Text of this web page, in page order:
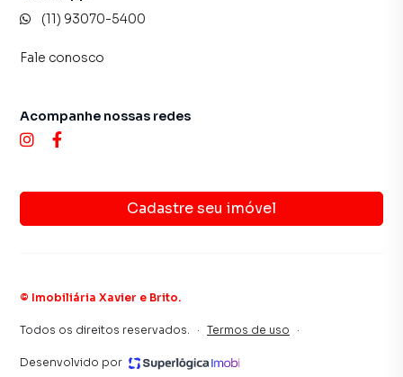
(11) 93070-5400
Fale conosco
Cadastre seu imóvel
Acompanhe nossas redes
© Imobiliária Xavier e Brito.
Todos os direitos reservados. · Termos de uso ·
Desenvolvido por